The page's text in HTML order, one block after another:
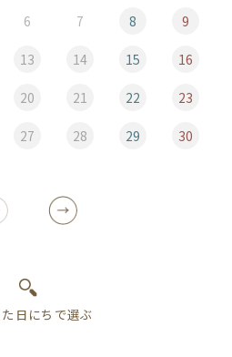
6 7 8 9
13 14 15 16
20 21 22 23
27 28 29 30